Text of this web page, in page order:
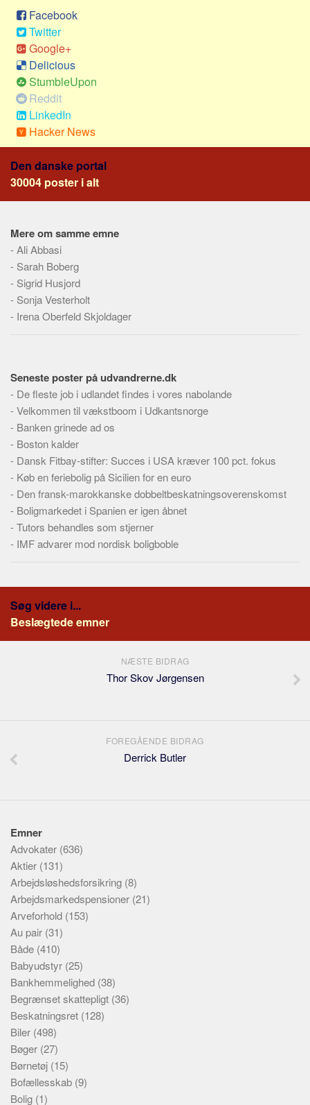
Skatter og afgifter
Statistik
Praktisk
Alle
Meta
Dokumenttyper
Emner
Skribenter
Personer
Kilder
Om
Webstedet
Forhistorien
Bannere
Hjælp
Facebook
Twitter
Google+
Delicious
StumbleUpon
Reddit
LinkedIn
Hacker News
Den danske portal
30004 poster i alt
Mere om samme emne
-Ali Abbasi
- Sarah Boberg
- Sigrid Husjord
- Sonja Vesterholt
- Irena Oberfeld Skjoldager
Seneste poster på udvandrerne.dk
- De fleste job i udlandet findes i vores nabolande
-Velkommen til vækstboom i Udkantsnorge
- Banken grinede ad os
- Boston kalder
- Dansk Fitbay-stifter: Succes i USA kræver 100 pct. fokus
- Køb en feriebolig på Sicilien for en euro
- Den fransk-marokkanske dobbeltbeskatningsoverenskomst
- Boligmarkedet i Spanien er igen åbnet
-Tutors behandles som stjerner
- IMF advarer mod nordisk boligboble
Søg videre i...
Beslægtede emner
NÆSTE BIDRAG
Thor Skov Jørgensen
FOREGÅENDE BIDRAG
Derrick Butler
Emner
Advokater (636)
Aktier (131)
Arbejdsløshedsforsikring (8)
Arbejdsmarkedspensioner (21)
Arveforhold (153)
Au pair (31)
Både (410)
Babyudstyr (25)
Bankhemmelighed (38)
Begrænset skattepligt (36)
Beskatningsret (128)
Biler (498)
Bøger (27)
Børnetøj (15)
Bofællesskab (9)
Bolig (1)